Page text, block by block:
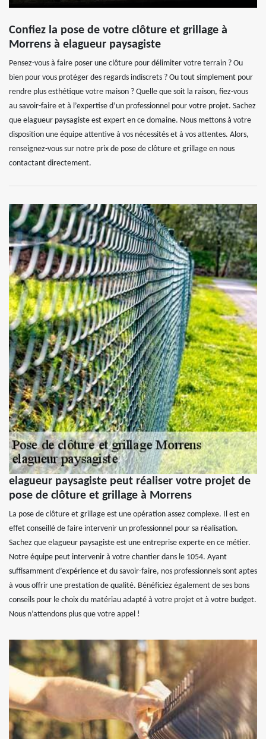
Confiez la pose de votre clôture et grillage à
Morrens à elagueur paysagiste
Pensez-vous à faire poser une clôture pour délimiter votre terrain ? Ou
bien pour vous protéger des regards indiscrets ? Ou tout simplement pour
rendre plus esthétique votre maison ? Quelle que soit la raison, fiez-vous
au savoir-faire et à l’expertise d’un professionnel pour votre projet. Sachez
que elagueur paysagiste est expert en ce domaine. Nous mettons à votre
disposition une équipe attentive à vos nécessités et à vos attentes. Alors,
renseignez-vous sur notre prix de pose de clôture et grillage en nous
contactant directement.
elagueur paysagiste peut réaliser votre projet de
pose de clôture et grillage à Morrens
La pose de clôture et grillage est une opération assez complexe. Il est en
effet conseillé de faire intervenir un professionnel pour sa réalisation.
Sachez que elagueur paysagiste est une entreprise experte en ce métier.
Notre équipe peut intervenir à votre chantier dans le 1054. Ayant
suffisamment d’expérience et du savoir-faire, nos professionnels sont aptes
à vous offrir une prestation de qualité. Bénéficiez également de ses bons
conseils pour le choix du matériau adapté à votre projet et à votre budget.
Nous n’attendons plus que votre appel !